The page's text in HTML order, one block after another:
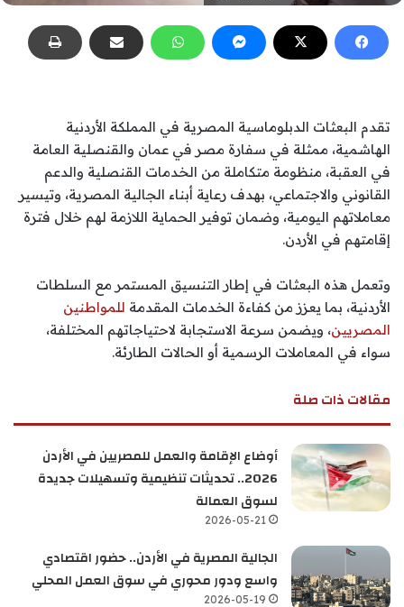
تقدم البعثات الدبلوماسية المصرية في المملكة الأردنية
الهاشمية، ممثلة في سفارة مصر في عمان والقنصلية العامة
في العقبة، منظومة متكاملة من الخدمات القنصلية والدعم
القانوني والاجتماعي، بهدف رعاية أبناء الجالية المصرية، وتيسير
معاملاتهم اليومية، وضمان توفير الحماية اللازمة لهم خلال فترة
إقامتهم في الأردن.
وتعمل هذه البعثات في إطار التنسيق المستمر مع السلطات
الأردنية، بما يعزز من كفاءة الخدمات المقدمة للمواطنين
المصريين، ويضمن سرعة الاستجابة لاحتياجاتهم المختلفة،
سواء في المعاملات الرسمية أو الحالات الطارئة.
مقالات ذات صلة
أوضاع الإقامة والعمل للمصريين في الأردن
2026.. تحديثات تنظيمية وتسهيلات جديدة
لسوق العمالة
2026-05-21
الجالية المصرية في الأردن.. حضور اقتصادي
واسع ودور محوري في سوق العمل المحلي
2026-05-19